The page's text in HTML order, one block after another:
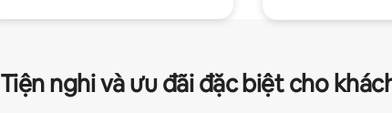
Tiện nghi và ưu đãi đặc biệt cho